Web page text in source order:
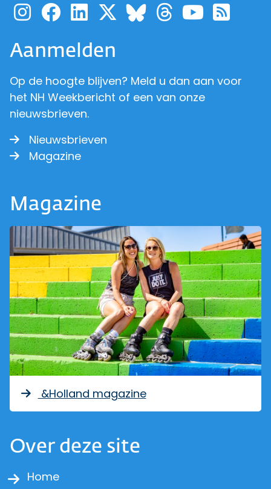
Ga naar de pagina van
Ga naar de pagina
Ga naar de
Ga naar de
Ga naar de
Ga naar
Ga
Aanmelden
Op de hoogte blijven? Meld u dan aan voor
het NH Weekbericht of een van onze
nieuwsbrieven.
Nieuwsbrieven
Magazine
Magazine
&Holland magazine
Over deze site
Home